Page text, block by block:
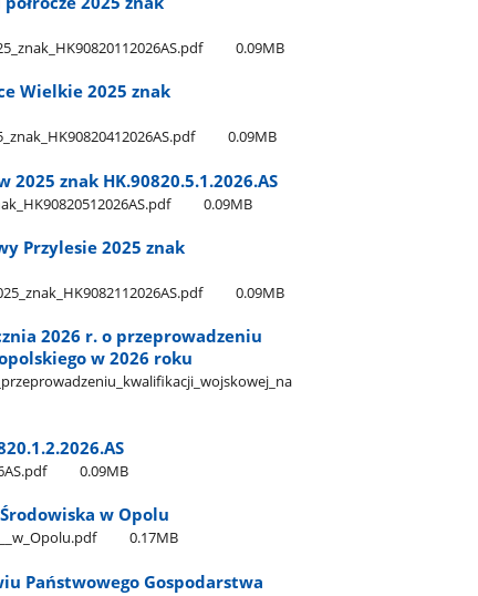
0.09MB
Wielkie 2025 znak
0.09MB
znak HK.90820.5.1.2026.AS
0.09MB
Przylesie 2025 znak
0.09MB
2026 r. o przeprowadzeniu
w 2026 roku
0.09MB
w Opolu
0.17MB
Państwowego Gospodarstwa